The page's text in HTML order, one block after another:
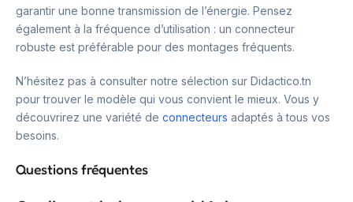
garantir une bonne transmission de l’énergie. Pensez
également à la fréquence d’utilisation : un connecteur
robuste est préférable pour des montages fréquents.
N’hésitez pas à consulter notre sélection sur Didactico.tn
pour trouver le modèle qui vous convient le mieux. Vous y
découvrirez une variété de connecteurs adaptés à tous vos
besoins.
Questions fréquentes